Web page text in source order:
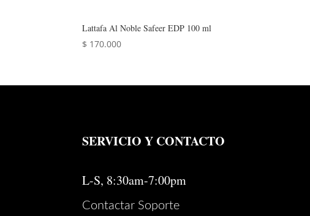
Lattafa Al Noble Safeer EDP 100 ml
$ 170.000
SERVICIO Y CONTACTO
L-S, 8:30am-7:00pm
Contactar Soporte